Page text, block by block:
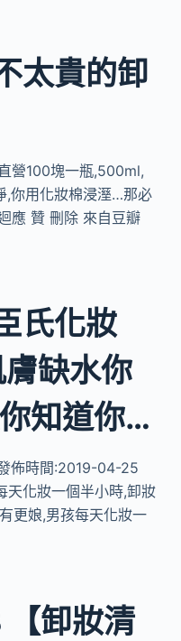
太貴的卸
營100塊一瓶,500ml,
,你用化妝棉浸溼…那必
應 贊 刪除 來自豆瓣
氏化妝
缺水你
知道你…
佈時間:2019-04-25
天化妝一個半小時,卸妝
更娘,男孩每天化妝一
卸妝清